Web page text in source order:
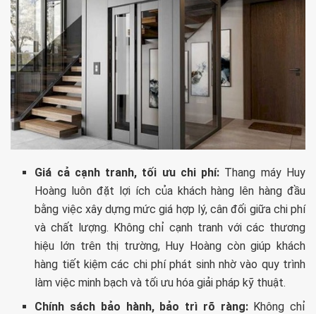
Giá cả cạnh tranh, tối ưu chi phí: Thang máy Huy
Hoàng luôn đặt lợi ích của khách hàng lên hàng đầu
bằng việc xây dựng mức giá hợp lý, cân đối giữa chi phí
và chất lượng. Không chỉ cạnh tranh với các thương
hiệu lớn trên thị trường, Huy Hoàng còn giúp khách
hàng tiết kiệm các chi phí phát sinh nhờ vào quy trình
làm việc minh bạch và tối ưu hóa giải pháp kỹ thuật.
Chính sách bảo hành, bảo trì rõ ràng:Không chỉ